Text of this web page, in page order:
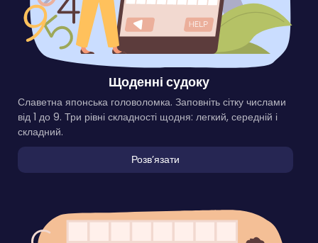
Щоденні судоку
Славетна японська головоломка. Заповніть сітку числами
від 1 до 9. Три рівні складності щодня: легкий, середній і
складний.
Розвʼязати